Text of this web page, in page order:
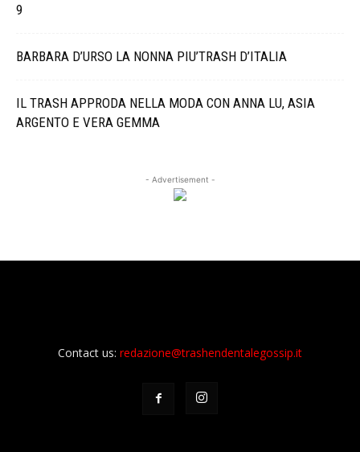
9
BARBARA D’URSO LA NONNA PIU’TRASH D’ITALIA
IL TRASH APPRODA NELLA MODA CON ANNA LU, ASIA
ARGENTO E VERA GEMMA
- Advertisement -
Contact us: redazione@trashendentalegossip.it